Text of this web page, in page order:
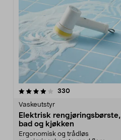
330anmeldelser
Vaskeutstyr
Elektrisk rengjøringsbørste,
bad og kjøkken
Ergonomisk og trådløs
4.5 av 5 stjerner